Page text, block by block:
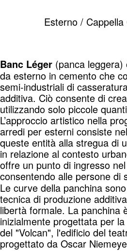
Esterno / Cappella
Banc Léger (panca leggera)
da esterno in cemento che
semi-industriali di
additiva. Ciò consente di
utilizzando solo piccole
L’approccio artistico nella
arredi per esterni consiste
queste entità alla stregua di
in relazione al contesto
offre un punto di ingresso
consentendo alle persone di
Le curve della panchina
tecnica di produzione
libertà formale. La panchina
inizialmente progettata per
del "Volcan", l'edificio del
progettato da Oscar